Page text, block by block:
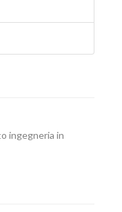
ingegneria in